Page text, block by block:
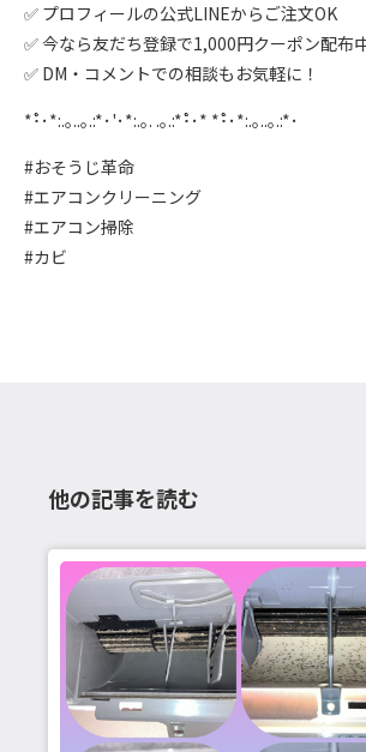
✅ プロフィールの公式LINEからご注文OK
✅ 今なら友だち登録で1,000円クーポン配布
✅ DM・コメントでの相談もお気軽に！
*･゚゚･*:.｡..｡.:*･'･*:.｡. .｡.:*･゚゚･* *･゚゚･*:.｡..｡.:*･
#おそうじ革命
#エアコンクリーニング
#エアコン掃除
#カビ
他の記事を読む